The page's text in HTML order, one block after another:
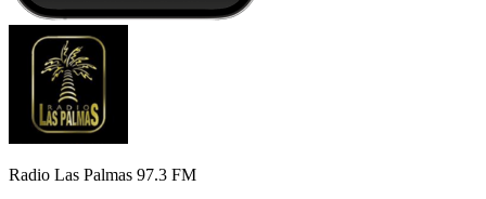
Radio Las Palmas 97.3 FM